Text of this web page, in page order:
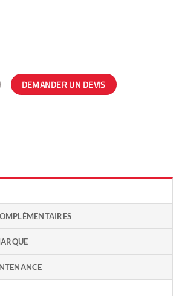
DEMANDER UN DEVIS